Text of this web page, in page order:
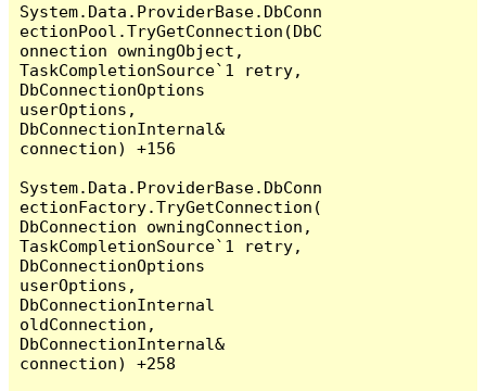
System.Data.ProviderBase.DbConn
ectionPool.TryGetConnection(DbC
onnection owningObject,
TaskCompletionSource`1 retry,
DbConnectionOptions
userOptions,
DbConnectionInternal&
connection) +156
System.Data.ProviderBase.DbConn
ectionFactory.TryGetConnection(
DbConnection owningConnection,
TaskCompletionSource`1 retry,
DbConnectionOptions
userOptions,
DbConnectionInternal
oldConnection,
DbConnectionInternal&
connection) +258